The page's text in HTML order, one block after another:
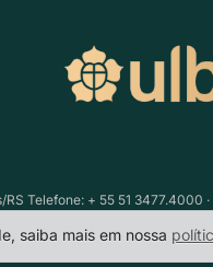
Telefone: + 55 51 3477.4000
saiba mais em nossa